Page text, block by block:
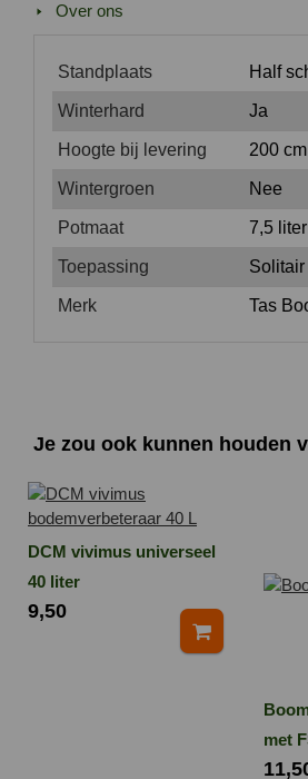
Over ons
Standplaats Half
Winterhard Ja
Hoogte bij levering 200 cm
Wintergroen Nee
Potmaat 7,5 liter
Toepassing Solitair
Merk Tas
Je zou ook kunnen houden
DCM vivimus universeel
40 liter
9,50
met